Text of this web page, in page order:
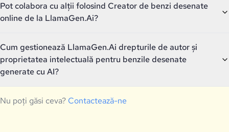
Pot colabora cu alții folosind Creator de benzi desenate
online de la LlamaGen.Ai?
Cum gestionează LlamaGen.Ai drepturile de autor și
proprietatea intelectuală pentru benzile desenate
generate cu AI?
Nu poți găsi ceva? Contactează-ne